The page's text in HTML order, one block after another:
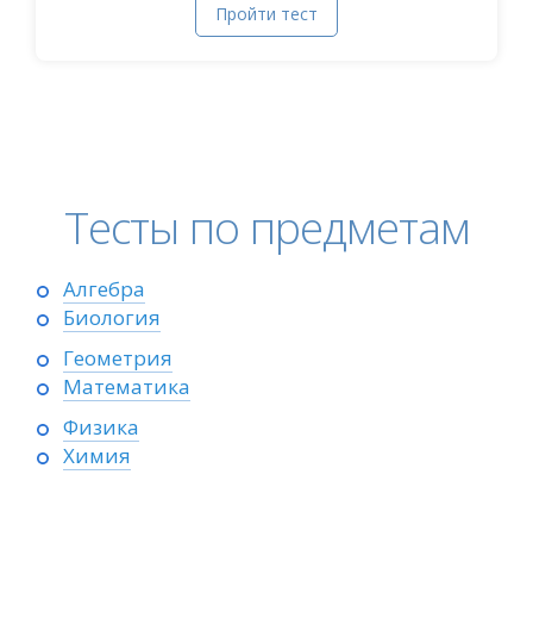
Пройти тест
Тесты по предметам
Алгебра
Биология
Геометрия
Математика
Физика
Химия